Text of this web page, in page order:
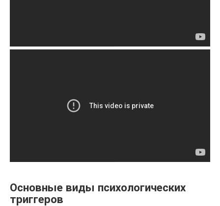
Основные виды психологических
триггеров